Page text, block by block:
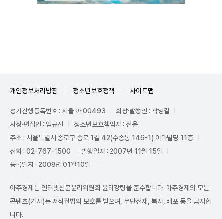
개인정보처리방침 청소년보호정책 사이트맵
정기간행등록번호 : 서울 아 00493
회장·발행인 : 곽영길
사장·편집인 : 임규진
청소년보호책임자 : 전운
주소 : 서울특별시 종로구 종로 1길 42(수송동 146-1) 이마빌딩 11층
전화 : 02-767-1500
발행일자 : 2007년 11월 15일
등록일자 : 2008년 01월10일
아주경제는 인터넷신문윤리위원회 윤리강령을 준수합니다. 아주경제의 모든
콘텐츠(기사)는 저작권법의 보호를 받으며, 무단전재, 복사, 배포 등을 금지합
니다.